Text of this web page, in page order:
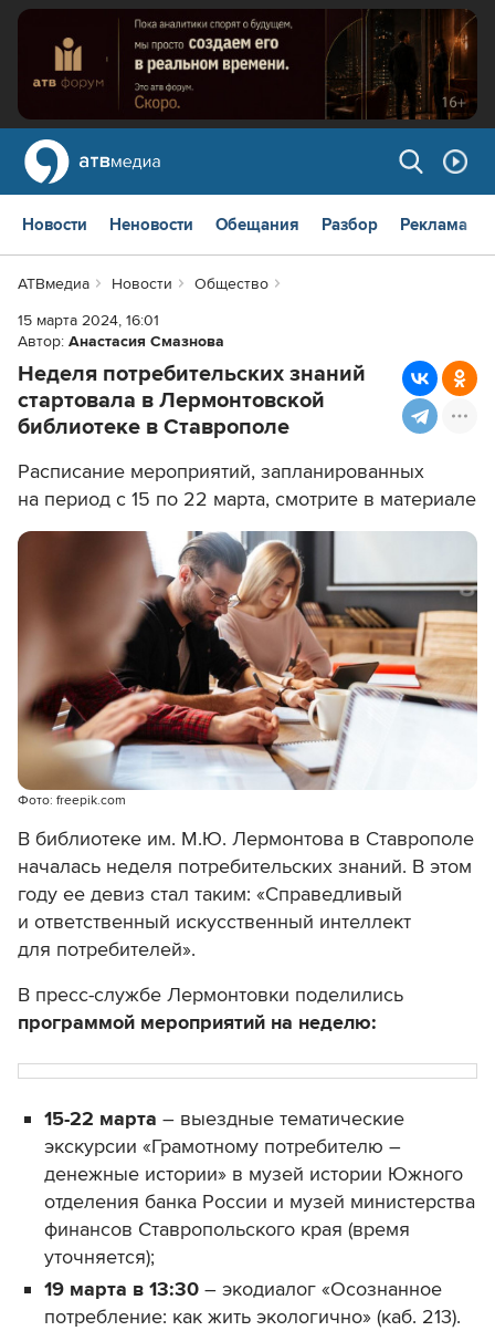
Новости Неновости Обещания Разбор Реклама
АТВмедиа Новости
Общество
15 марта 2024, 16:01
Автор: Анастасия Смазнова
Неделя потребительских знаний
стартовала в Лермонтовской
библиотеке в Ставрополе
Расписание мероприятий, запланированных
на период с 15 по 22 марта, смотрите в материале
Фото: freepik.com
В библиотеке им. М.Ю. Лермонтова в Ставрополе
началась неделя потребительских знаний. В этом
году ее девиз стал таким: «Справедливый
и ответственный искусственный интеллект
для потребителей».
В пресс-службе Лермонтовки поделились
программой мероприятий на неделю:
15-22 марта – выездные тематические
экскурсии «Грамотному потребителю –
денежные истории» в музей истории Южного
отделения банка России и музей министерства
финансов Ставропольского края (время
уточняется);
19 марта в 13:30 – экодиалог «Осознанное
потребление: как жить экологично» (каб. 213).